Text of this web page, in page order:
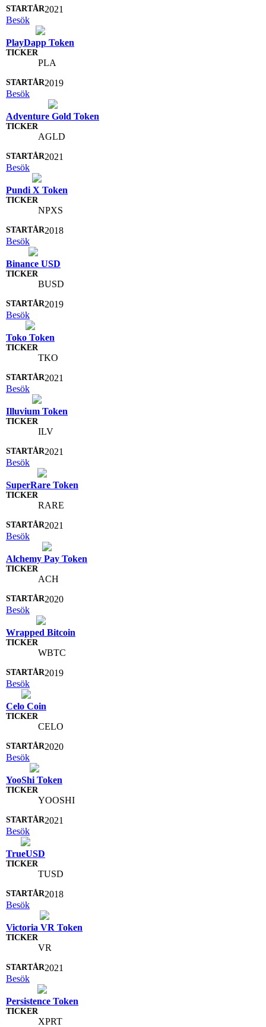
2021
Besök
PlayDapp Token
PLA
2019
Besök
Adventure Gold Token
AGLD
2021
Besök
Pundi X Token
NPXS
2018
Besök
Binance USD
BUSD
2019
Besök
Toko Token
TKO
2021
Besök
Illuvium Token
ILV
2021
Besök
SuperRare Token
RARE
2021
Besök
Alchemy Pay Token
ACH
2020
Besök
Wrapped Bitcoin
WBTC
2019
Besök
Celo Coin
CELO
2020
Besök
YooShi Token
YOOSHI
2021
Besök
TrueUSD
TUSD
2018
Besök
Victoria VR Token
VR
2021
Besök
Persistence Token
XPRT